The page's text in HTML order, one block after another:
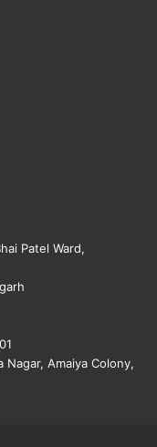
Patel Ward,
Amaiya Colony,